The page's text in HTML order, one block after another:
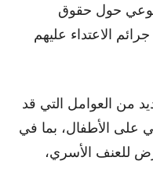
حول حقوق
الاعتداء عليهم
من العوامل التي قد
على الأطفال، بما في
للعنف الأسري،